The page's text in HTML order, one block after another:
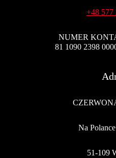
+48 577
NUMER
81 1090 2398
Na
51-109